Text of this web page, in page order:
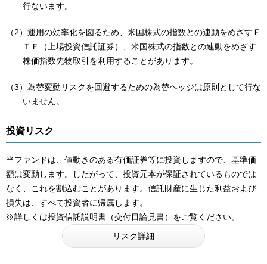
行ないます。
（2）運用の効率化を図るため、米国株式の指数との連動をめざすＥ
ＴＦ（上場投資信託証券）、米国株式の指数との連動をめざす
株価指数先物取引を利用することがあります。
（3）為替変動リスクを回避するための為替ヘッジは原則として行な
いません。
投資リスク
当ファンドは、値動きのある有価証券等に投資しますので、基準価
額は変動します。したがって、投資元本が保証されているものでは
なく、これを割込むことがあります。信託財産に生じた利益および
損失は、すべて投資者に帰属します。
※詳しくは投資信託説明書（交付目論見書）をご覧ください。
リスク詳細